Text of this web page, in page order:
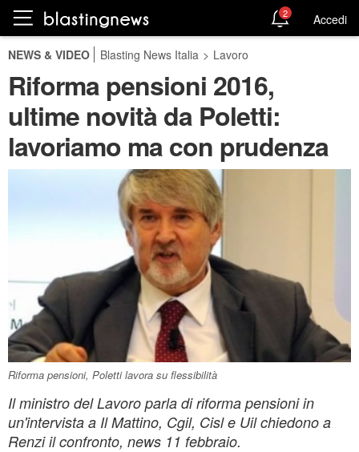
2 Accedi
NEWS & VIDEO Blasting News Italia > Lavoro
Riforma pensioni 2016,
ultime novità da Poletti:
lavoriamo ma con prudenza
Riforma pensioni, Poletti lavora su flessibilità
Il ministro del Lavoro parla di riforma pensioni in
un'intervista a Il Mattino, Cgil, Cisl e Uil chiedono a
Renzi il confronto, news 11 febbraio.